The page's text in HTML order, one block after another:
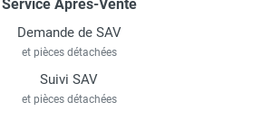
Service Après-Vente
Demande de SAV
et pièces détachées
Suivi SAV
et pièces détachées